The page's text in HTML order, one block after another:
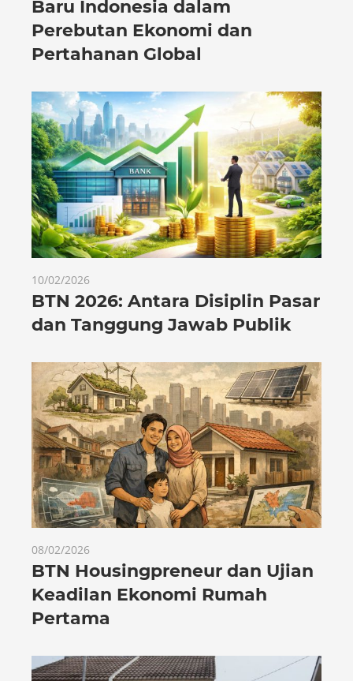
Baru Indonesia dalam
Perebutan Ekonomi dan
Pertahanan Global
10/02/2026
BTN 2026: Antara Disiplin Pasar
dan Tanggung Jawab Publik
08/02/2026
BTN Housingpreneur dan Ujian
Keadilan Ekonomi Rumah
Pertama